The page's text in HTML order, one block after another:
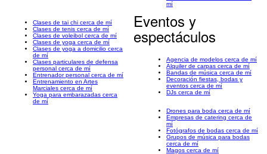
mí
Clases de tai chi cerca de mí
Clases de tenis cerca de mí
Clases de voleibol cerca de mí
Clases de yoga cerca de mí
Clases de yoga a domicilio cerca
de mí
Clases particulares de defensa
personal cerca de mí
Entrenador personal cerca de mí
Entrenamiento en Artes
Marciales cerca de mí
Yoga para embarazadas cerca
de mí
Eventos y
espectáculos
Agencia de modelos cerca de mí
Alquiler de carpas cerca de mí
Bandas de música cerca de mí
Decoración fiestas, bodas y
eventos cerca de mí
DJs cerca de mí
Drones para boda cerca de mí
Empresas de catering cerca de
mí
Fotógrafos de bodas cerca de mí
Grupos de música para bodas
cerca de mí
Magos cerca de mí